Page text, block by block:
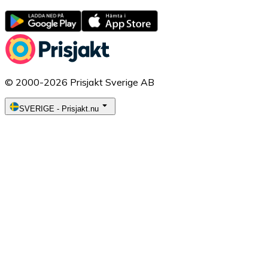
© 2000-2026 Prisjakt Sverige AB
SVERIGE - Prisjakt.nu